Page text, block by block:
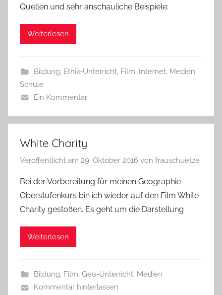
Quellen und sehr anschauliche Beispiele:
Weiterlesen
Bildung, Ethik-Unterricht, Film, Internet, Medien,
Schule
Ein Kommentar
White Charity
Veröffentlicht am 29. Oktober 2016 von frauschuetze
Bei der Vorbereitung für meinen Geographie-
Oberstufenkurs bin ich wieder auf den Film White
Charity gestoßen. Es geht um die Darstellung
Weiterlesen
Bildung, Film, Geo-Unterricht, Medien
Kommentar hinterlassen